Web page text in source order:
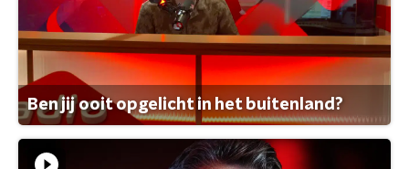
Ben jij ooit opgelicht in het buitenland?